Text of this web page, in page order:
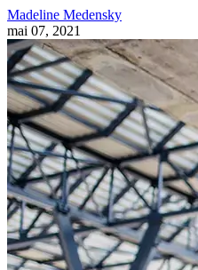
Madeline Medensky
mai 07, 2021